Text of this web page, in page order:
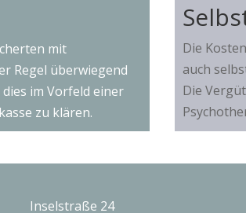
mit
Regel überwiegend
im Vorfeld einer
zu klären.
Die
auch
Die
Inselstraße 24